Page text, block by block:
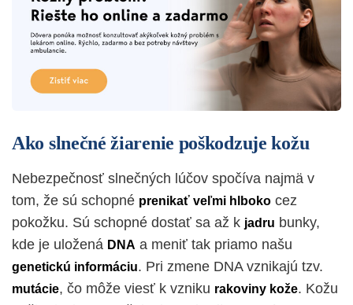
Ako slnečné žiarenie poškodzuje kožu
Nebezpečnosť slnečných lúčov spočíva najmä v
tom, že sú schopné prenikať veľmi hlboko cez
pokožku. Sú schopné dostať sa až k jadru bunky,
kde je uložená DNA a meniť tak priamo našu
genetickú informáciu. Pri zmene DNA vznikajú tzv.
mutácie, čo môže viesť k vzniku rakoviny kože. Kožu